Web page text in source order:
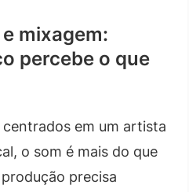
mixagem:
percebe o que
em um artista
o som é mais do que
precisa